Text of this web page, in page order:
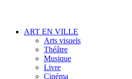
ART EN VILLE
Arts visuels
Théâtre
Musique
Livre
Cinéma